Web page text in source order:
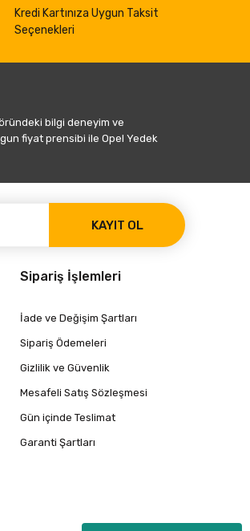
Kredi Kartınıza Uygun Taksit
Seçenekleri
bilgi deneyim ve
fiyat prensibi ile Opel Yedek
KAYIT OL
Sipariş İşlemleri
İade ve Değişim Şartları
Sipariş Ödemeleri
Gizlilik ve Güvenlik
Mesafeli Satış Sözleşmesi
Gün içinde Teslimat
Garanti Şartları